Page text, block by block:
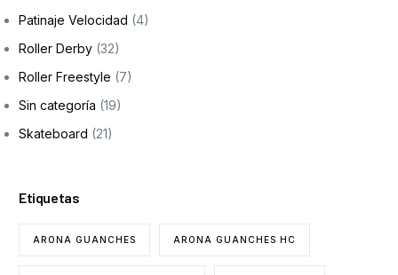
Patinaje Velocidad (4)
Roller Derby (32)
Roller Freestyle (7)
Sin categoría (19)
Skateboard (21)
Etiquetas
ARONA GUANCHES ARONA GUANCHES HC